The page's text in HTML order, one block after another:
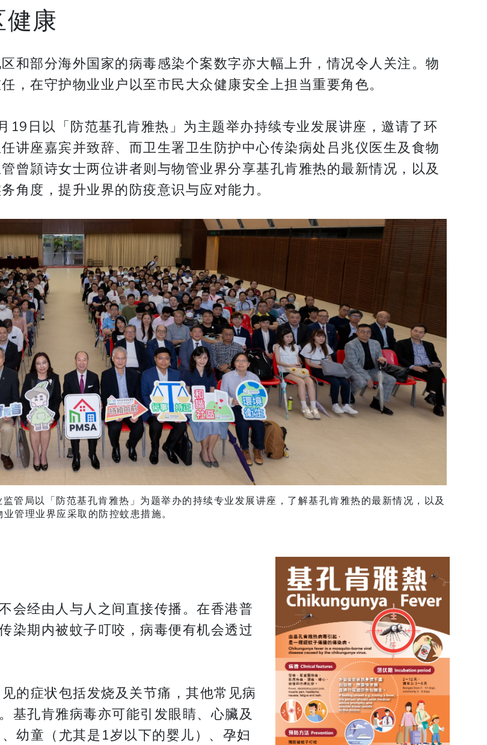
康
和部分海外国家的病毒感染个案数字亦大幅上升，情况令人关注。物
，在守护物业业户以至市民大众健康安全上担当重要角色。
19日以「防范基孔肯雅热」为主题举办持续专业发展讲座，邀请了环
讲座嘉宾并致辞、而卫生署卫生防护中心传染病处吕兆仪医生及食物
曾頴诗女士两位讲者则与物管业界分享基孔肯雅热的最新情况，以及
角度，提升业界的防疫意识与应对能力。
管局以「防范基孔肯雅热」为题举办的持续专业发展讲座，了解基孔肯雅热的最新情况，以及
业管理业界应采取的防控蚊患措施。
会经由人与人之间直接传播。在香港普
染期内被蚊子叮咬，病毒便有机会透过
的症状包括发烧及关节痛，其他常见病
基孔肯雅病毒亦可能引发眼睛、心臟及
幼童（尤其是1岁以下的婴儿）、孕妇